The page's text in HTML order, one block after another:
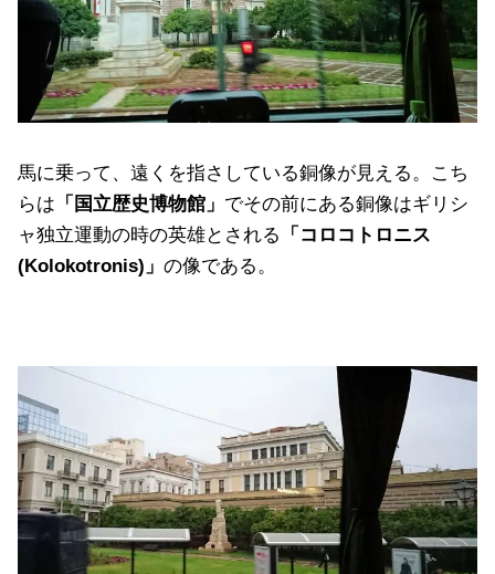
馬に乗って、遠くを指さしている銅像が見える。こち
らは 「国立歴史博物館」 でその前にある銅像はギリシ
ャ独立運動の時の英雄とされる
「コロコトロニス
(Kolokotronis)」 の像である。